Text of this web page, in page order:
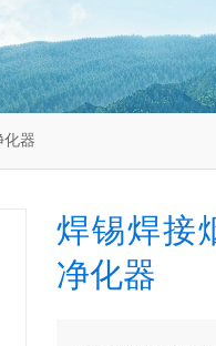
化器
焊锡焊接
净化器